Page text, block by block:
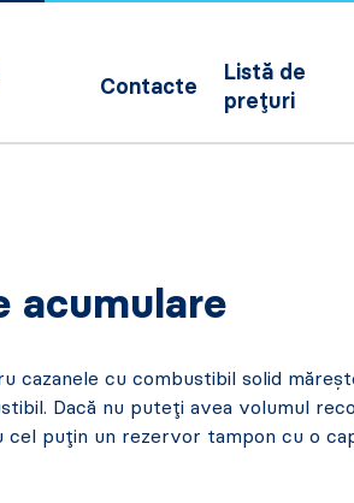
Contacte
Listă de
prețuri
acumulare
cazanele cu combustibil solid
Dacă nu puteți avea volumul
puțin un rezervor tampon cu o